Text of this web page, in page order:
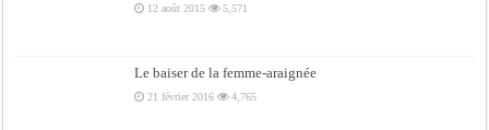
12 août 2015 5,571
Le baiser de la femme-araignée
21 février 2016 4,765